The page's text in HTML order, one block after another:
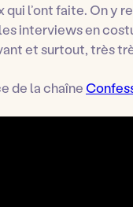
l’ont faite. On y
interviews en
et surtout, très
de la chaîne